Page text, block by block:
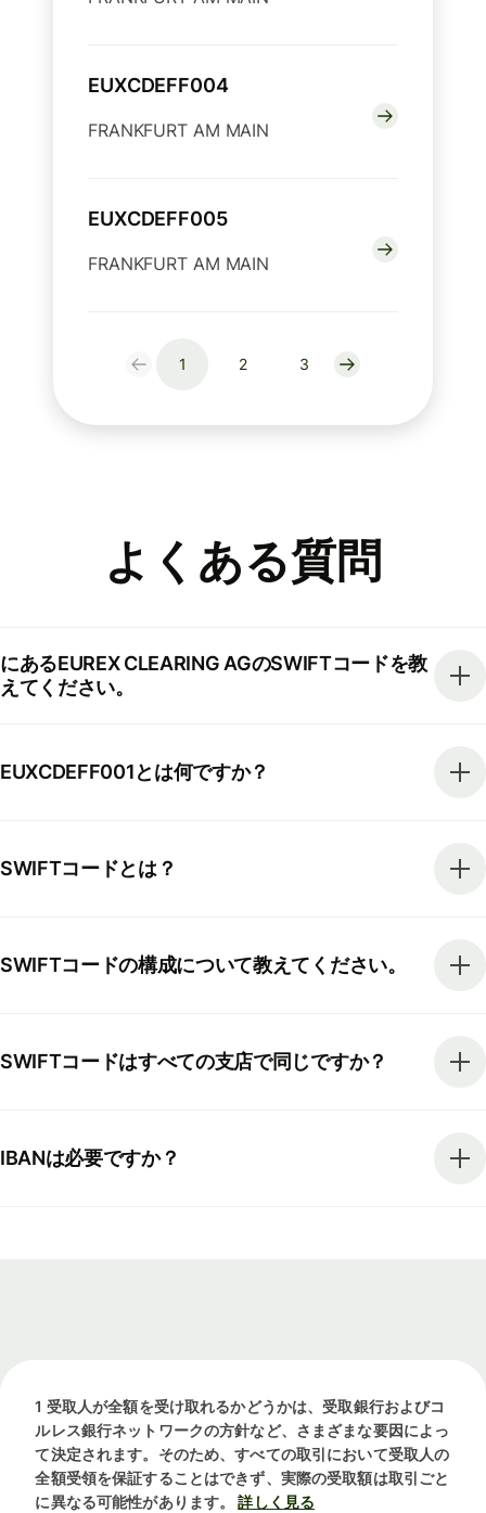
EUXCDEFF004
FRANKFURT AM MAIN
EUXCDEFF005
FRANKFURT AM MAIN
1 2 3
よくある質問
にあるEUREX CLEARING AGのSWIFTコードを教
えてください。
EUXCDEFF001とは何ですか？
SWIFTコードとは？
SWIFTコードの構成について教えてください。
SWIFTコードはすべての支店で同じですか？
IBANは必要ですか？
1 受取人が全額を受け取れるかどうかは、受取銀行およびコ
ルレス銀行ネットワークの方針など、さまざまな要因によっ
て決定されます。そのため、すべての取引において受取人の
全額受領を保証することはできず、実際の受取額は取引ごと
に異なる可能性があります。
詳しく見る